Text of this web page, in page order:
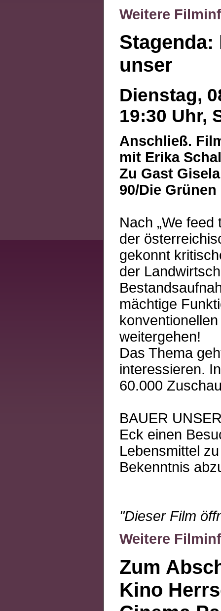
Weitere
Stagenda:
unser
Dienstag,
19:30 Uhr,
Anschließ.
mit Erika
Zu Gast
90/Die
Nach „We feed
der
gekonnt
der
mächtige
weitergehen!
Das Thema
interessieren.
60.000
BAUER
Eck einen
Lebensmittel
Bekenntnis
"Dieser Film
Weitere
Zum
Kino